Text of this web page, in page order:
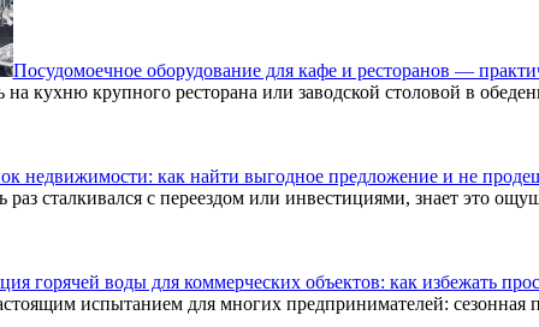
Посудомоечное оборудование для кафе и ресторанов —
на кухню крупного ресторана или заводской столовой в
недвижимости: как найти выгодное предложение и не
раз сталкивался с переездом или инвестициями, знает это
горячей воды для коммерческих объектов: как избежать
испытанием для многих предпринимателей: сезонная